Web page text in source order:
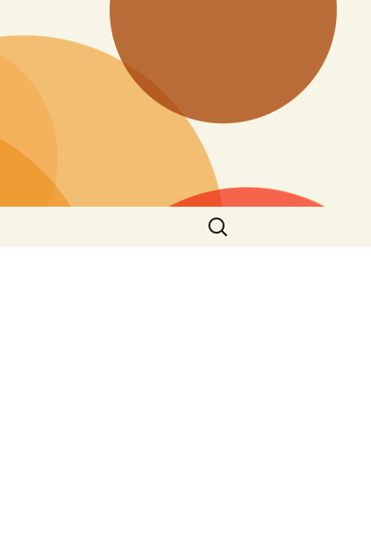
Rechercher :